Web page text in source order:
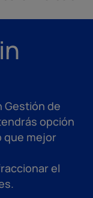
Gestión de
opción
que mejor
el